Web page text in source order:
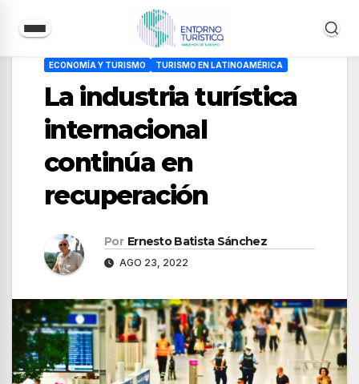
ECONOMÍA Y TURISMO TURISMO EN LATINOAMÉRICA
La industria turística
internacional
continúa en
recuperación
Por Ernesto Batista Sánchez
AGO 23, 2022